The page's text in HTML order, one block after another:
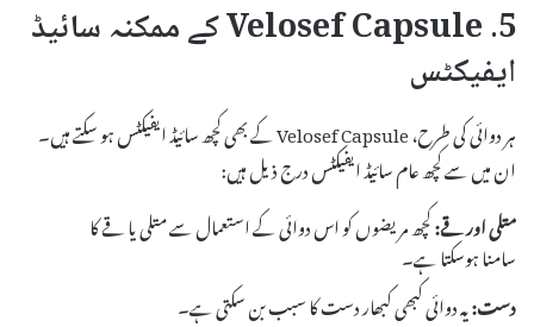
5. Velosef Capsule کے ممکنہ سائیڈ
ایفیکٹس
ہر دوائی کی طرح، Velosef Capsule کے بھی کچھ سائیڈ ایفیکٹس ہو سکتے ہیں۔
ان میں سے کچھ عام سائیڈ ایفیکٹس درج ذیل ہیں:
متلی اور قے:کچھ مریضوں کو اس دوائی کے استعمال سے متلی یا قے کا
سامنا ہوسکتا ہے۔
دست:یہ دوائی کبھی کبھار دست کا سبب بن سکتی ہے۔